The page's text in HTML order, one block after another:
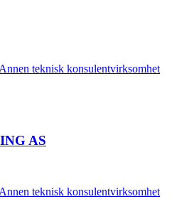
teknisk konsulentvirksomhet
AS
teknisk konsulentvirksomhet